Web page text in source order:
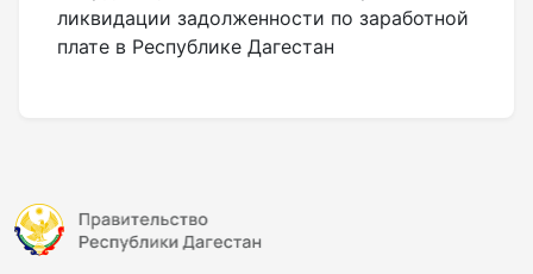
ликвидации задолженности по заработной
плате в Республике Дагестан